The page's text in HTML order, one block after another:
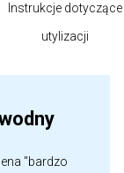
Instrukcje dotyczące
utylizacji
"bardzo